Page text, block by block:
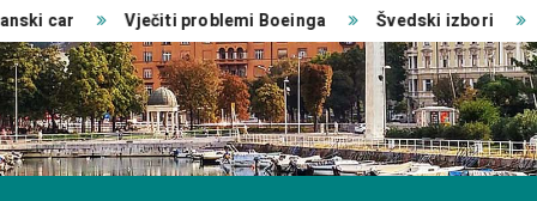
car Vječiti problemi Boeinga Švedski izbori